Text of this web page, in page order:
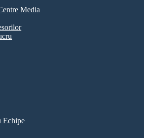
Media
Echipe